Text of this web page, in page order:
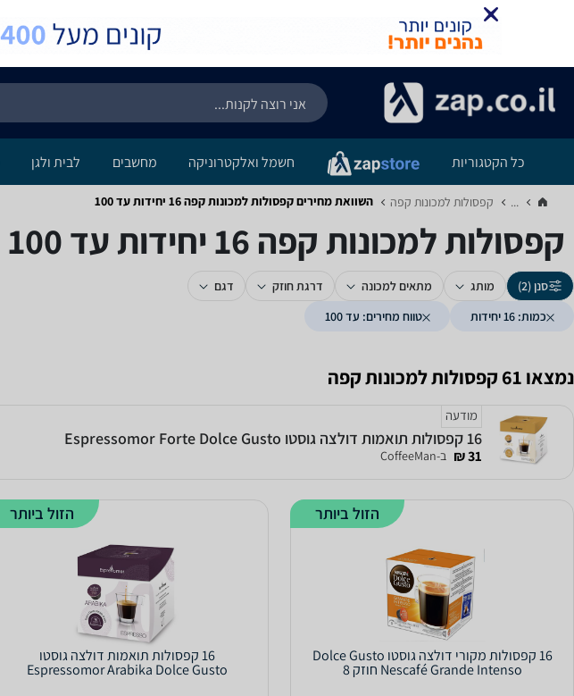
כל הקטגוריות חשמל ואלקטרוניקה מחשבים לבית ולגן
... קפסולות למכונות קפה‏ השוואת מחירים קפסולות למכונות קפה ‏16 ‏יחידות ‏עד 100
קפסולות למכונות קפה ‏16 ‏יחידות ‏עד 100
סנן (2) מותג מתאים למכונה דרגת חוזק
דגם
כמות: 16 יחידות
טווח מחירים: עד 100
נמצאו 61 קפסולות למכונות קפה
מודעה
16 קפסולות תואמות דולצה גוסטו Espressomor Forte Dolce Gusto
31 ₪ ב-CoffeeMan
הזול ביותר
16 קפסולות מקורי דולצה גוסטו Dolce Gusto
Nescafé Grande Intenso חוזק 8
הזול ביותר
16 קפסולות תואמות דולצה גוסטו
Espressomor Arabika Dolce Gusto